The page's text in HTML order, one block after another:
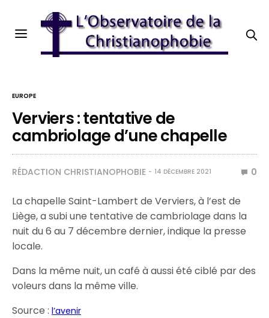
EUROPE
Verviers : tentative de
cambriolage d’une chapelle
RÉDACTION CHRISTIANOPHOBIE 14 DÉCEMBRE 2021 0
La chapelle Saint-Lambert de Verviers, à l’est de
Liège, a subi une tentative de cambriolage dans la
nuit du 6 au 7 décembre dernier, indique la presse
locale.
Dans la même nuit, un café à aussi été ciblé par des
voleurs dans la même ville.
Source :l’avenir